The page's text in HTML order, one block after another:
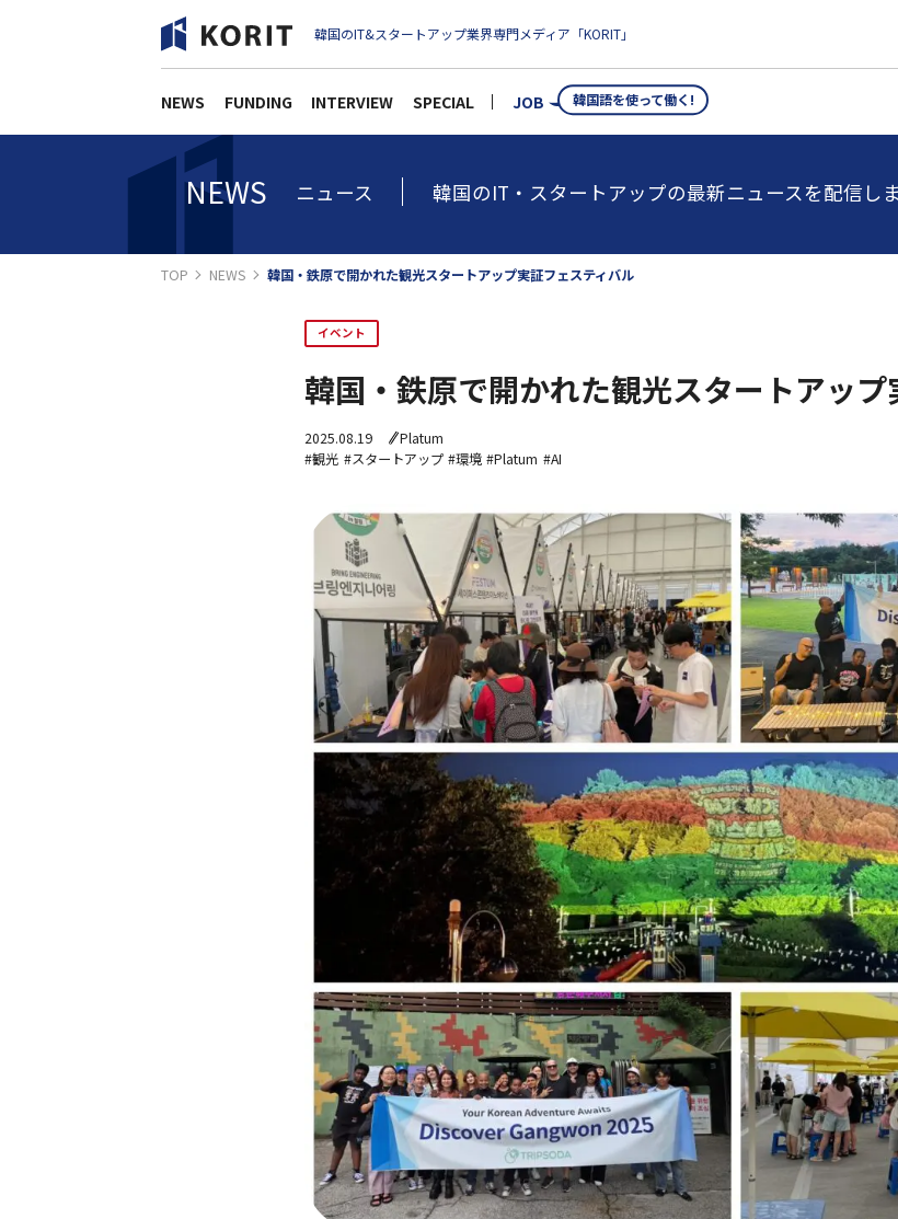
韓国のIT&スタートアップ業界専門メディア「KORIT」
NEWS FUNDING INTERVIEW SPECIAL JOB 韓国語を使って働く!
NEWS ニュース 韓国のIT・スタートアップの最新ニュースを配信しま
TOP NEWS 韓国・鉄原で開かれた観光スタートアップ実証フェスティバル
イベント
韓国・鉄原で開かれた観光スタートアッ
2025.08.19
Platum
#観光 #スタートアップ #環境 #Platum #AI